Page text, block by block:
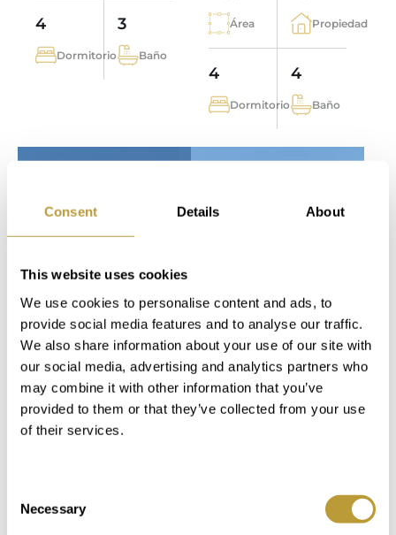
Consent Details About
This website uses cookies
We use cookies to personalise content and ads, to
provide social media features and to analyse our traffic.
We also share information about your use of our site with
our social media, advertising and analytics partners who
may combine it with other information that you’ve
provided to them or that they’ve collected from your use
of their services.
Selection
Necessary
4
Dormitorio
3
Baño
Área Propiedad
4
Dormitorio
4
Baño
LCV10_4 Ver más
MODERNA
VILLA DE
NUEVA
CLARIANA
más fotos
LCV10_3 Ver más
CLARIANA
HOMES VILLA